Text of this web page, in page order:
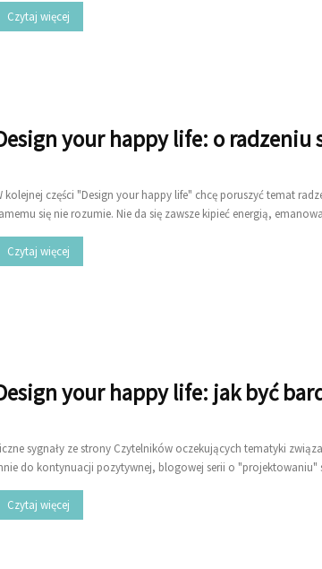
Czytaj więcej
your happy life: o
kolejnej części "Design your happy life" chcę poruszyć temat
się nie rozumie. Nie da się zawsze kipieć energią,
Czytaj więcej
your happy life: jak być
sygnały ze strony Czytelników oczekujących tematyki
do kontynuacji pozytywnej, blogowej serii o "projektowaniu"
Czytaj więcej